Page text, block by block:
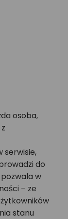
osoba,
serwisie,
do
w
– ze
stanu